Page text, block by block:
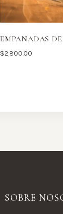
EMPANADAS
$2,800.00
SOBRE